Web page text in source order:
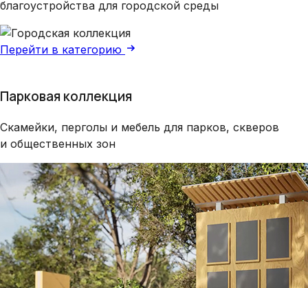
благоустройства для городской среды
Перейти в категорию
Парковая коллекция
Скамейки, перголы и мебель для парков, скверов
и общественных зон